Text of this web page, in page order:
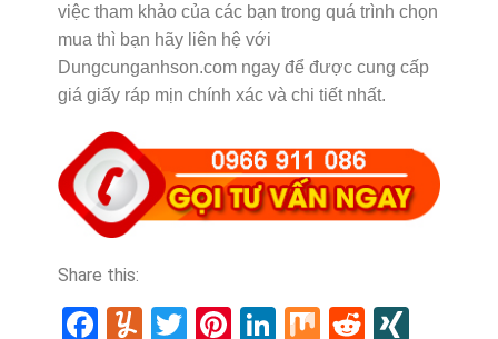
việc tham khảo của các bạn trong quá trình chọn
mua thì bạn hãy liên hệ với
Dungcunganhson.com ngay để được cung cấp
giá giấy ráp mịn chính xác và chi tiết nhất.
Share this:
Facebook
Yummly
Twitter
Pinterest
LinkedIn
MixRedditXING